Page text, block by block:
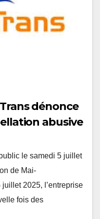
dénonce
abusive
le samedi 5 juillet
de Mai-
2025, l’entreprise
fois des